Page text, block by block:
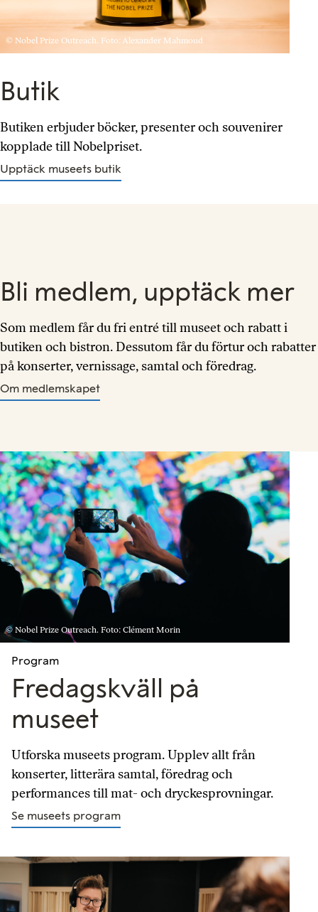
© Nobel Prize Outreach. Foto: Alexander Mahmoud
Butik
Butiken erbjuder böcker, presenter och souvenirer
kopplade till Nobelpriset.
Upptäck museets butik
Bli medlem, upptäck mer
Som medlem får du fri entré till museet och rabatt i
butiken och bistron. Dessutom får du förtur och rabatter
på konserter, vernissage, samtal och föredrag.
Om medlemskapet
© Nobel Prize Outreach. Foto: Clément Morin
Program
Fredagskväll på
museet
Utforska museets program. Upplev allt från
konserter, litterära samtal, föredrag och
performances till mat- och dryckesprovningar.
Se museets program